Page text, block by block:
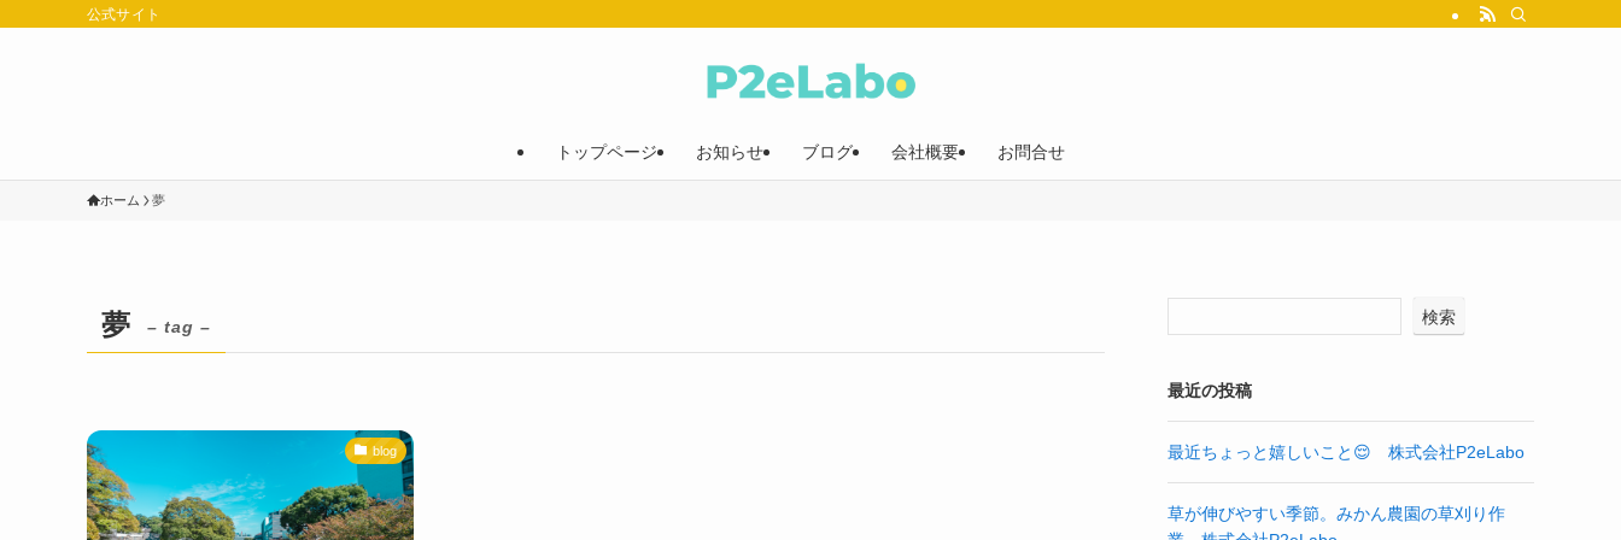
公式サイト
トップページ お知らせ ブログ 会社概要 お問合せ
ホーム 夢
夢 – tag –
blog
検索
最近の投稿
最近ちょっと嬉しいこと😌 株式会社P2eLabo
草が伸びやすい季節。みかん農園の草刈り作